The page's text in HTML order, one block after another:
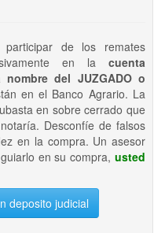
de los remates
en la cuenta
nombre del JUZGADO o
en el Banco Agrario. La
en sobre cerrado que
Desconfíe de falsos
en la compra. Un asesor
en su compra, usted
deposito judicial